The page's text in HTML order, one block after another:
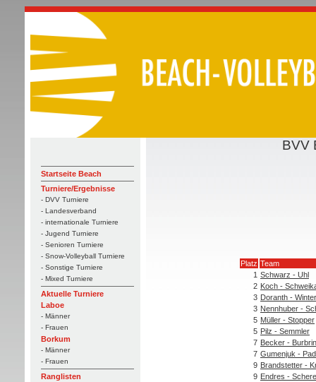
Startseite Beach
Turniere/Ergebnisse
- DVV Turniere
- Landesverband
- internationale Turniere
- Jugend Turniere
- Senioren Turniere
- Snow-Volleyball Turniere
- Sonstige Turniere
- Mixed Turniere
Aktuelle Turniere
Laboe
- Männer
- Frauen
Borkum
- Männer
- Frauen
Ranglisten
BVV
Platz Team
1 Schwarz - Uhl
2 Koch -
3 Doranth - Winter
3 Nennhuber -
5 Müller - Stopper
5 Pilz - Semmler
7 Becker -
7 Gumenjuk -
9 Brandstetter -
9 Endres -